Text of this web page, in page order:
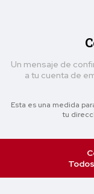
Un mensaje de
a tu cuenta de
Esta es una medida
tu